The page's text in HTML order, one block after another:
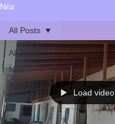
Νέα
All Posts
Νέα
Νομοθεσία
All Posts
Load video